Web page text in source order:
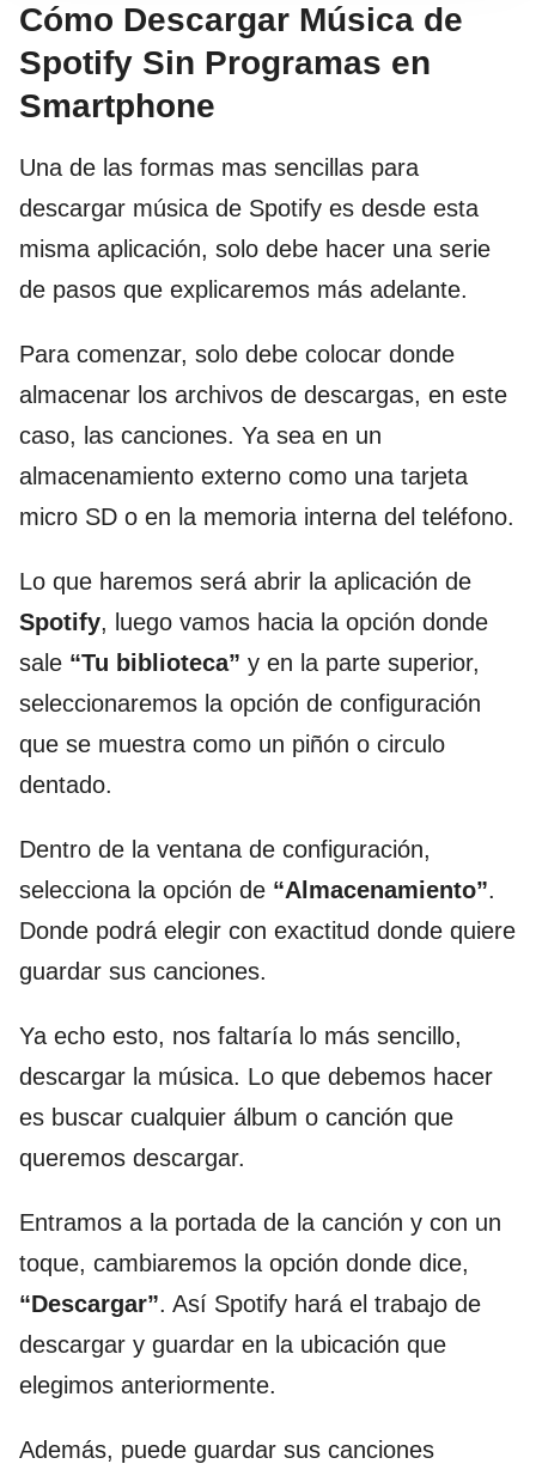
Cómo Descargar Música de
Spotify Sin Programas en
Smartphone
Una de las formas mas sencillas para
descargar música de Spotify es desde esta
misma aplicación, solo debe hacer una serie
de pasos que explicaremos más adelante.
Para comenzar, solo debe colocar donde
almacenar los archivos de descargas, en este
caso, las canciones. Ya sea en un
almacenamiento externo como una tarjeta
micro SD o en la memoria interna del teléfono.
Lo que haremos será abrir la aplicación de
Spotify, luego vamos hacia la opción donde
sale “Tu biblioteca” y en la parte superior,
seleccionaremos la opción de configuración
que se muestra como un piñón o circulo
dentado.
Dentro de la ventana de configuración,
selecciona la opción de “Almacenamiento”.
Donde podrá elegir con exactitud donde quiere
guardar sus canciones.
Ya echo esto, nos faltaría lo más sencillo,
descargar la música. Lo que debemos hacer
es buscar cualquier álbum o canción que
queremos descargar.
Entramos a la portada de la canción y con un
toque, cambiaremos la opción donde dice,
“Descargar”. Así Spotify hará el trabajo de
descargar y guardar en la ubicación que
elegimos anteriormente.
Además, puede guardar sus canciones